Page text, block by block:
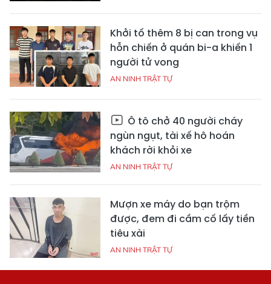
Khởi tố thêm 8 bị can trong vụ
hỗn chiến ở quán bi-a khiến 1
người tử vong
AN NINH TRẬT TỰ
Ô tô chở 40 người cháy
ngùn ngụt, tài xế hô hoán
khách rời khỏi xe
AN NINH TRẬT TỰ
Mượn xe máy do bạn trộm
được, đem đi cầm cố lấy tiền
tiêu xài
AN NINH TRẬT TỰ